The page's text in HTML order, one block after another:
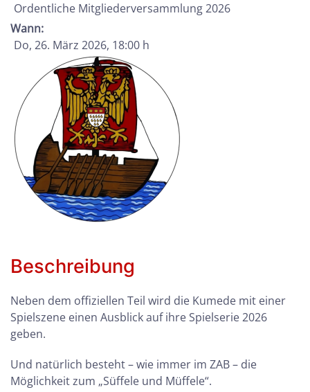
Ordentliche Mitgliederversammlung 2026
Wann:
Do, 26. März 2026, 18:00 h
Beschreibung
Neben dem offiziellen Teil wird die Kumede mit einer
Spielszene einen Ausblick auf ihre Spielserie 2026
geben.
Und natürlich besteht – wie immer im ZAB – die
Möglichkeit zum „Süffele und Müffele“.